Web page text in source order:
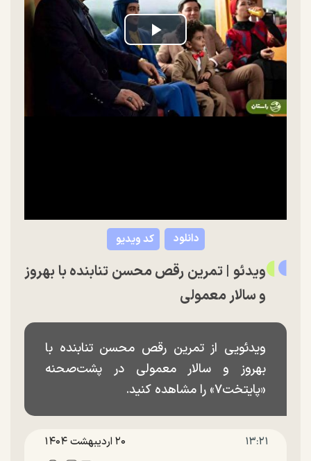
Play
Video
کد ویدیو دانلود
ویدئو | تمرین رقص محسن تنابنده با بهروز
و سالار معمولی
ویدئویی از تمرین رقص محسن تنابنده با
بهروز و سالار معمولی در پشت‌صحنه
«پایتخت۷» را مشاهده کنید.
۱۳:۲۱ ۲۰ ارديبهشت ۱۴۰۴